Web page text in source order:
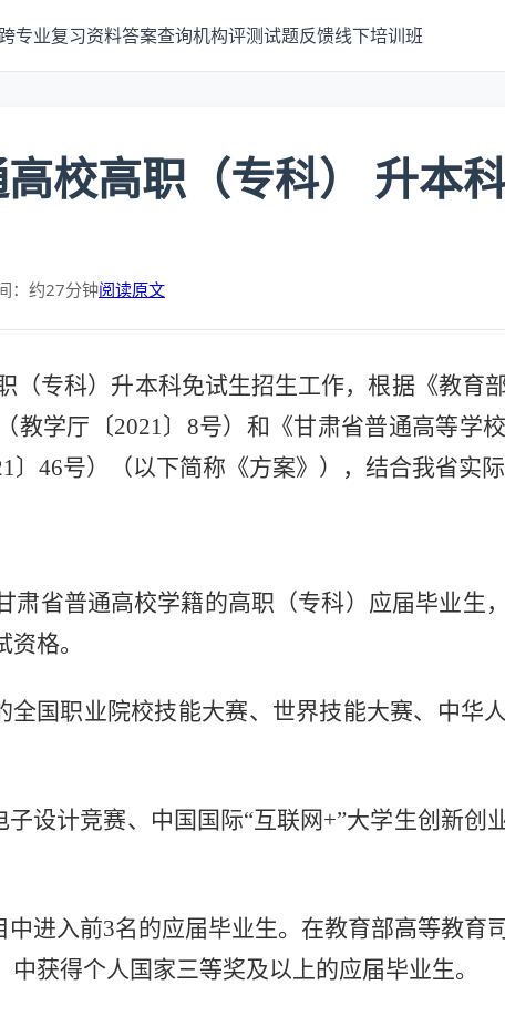
跨专业复习资料答案查询机构评测试题反馈线下培训班
校高职（专科） 升本
：约27分钟阅读原文
（专科）升本科免试生招生工作，根据《教育
教学厅〔2021〕8号）和《甘肃省普通高等学
〕46号）（以下简称《方案》），结合我省实
肃省普通高校学籍的高职（专科）应届毕业生
格。
全国职业院校技能大赛、世界技能大赛、中华
设计竞赛、中国国际“互联网+”大学生创新创
进入前3名的应届毕业生。在教育部高等教育
获得个人国家三等奖及以上的应届毕业生。